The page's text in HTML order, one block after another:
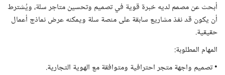
أبحث عن مصمم لديه خبرة قوية في تصميم وتحسين متاجر سلة، ويُشترط
أن يكون قد نفذ مشاريع سابقة على منصة سلة ويمكنه عرض نماذج أعمال
حقيقية.
المهام المطلوبة:
• تصميم واجهة متجر احترافية ومتوافقة مع الهوية التجارية.